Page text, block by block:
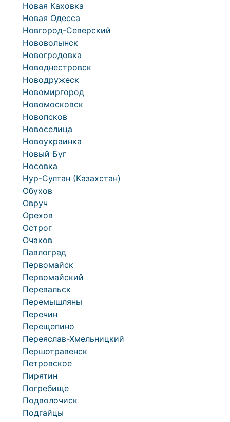
Новая Каховка
Новая Одесса
Новгород-Северский
Нововолынск
Новогродовка
Новоднестровск
Новодружеск
Новомиргород
Новомосковск
Новопсков
Новоселица
Новоукраинка
Новый Буг
Носовка
Нур-Султан (Казахстан)
Обухов
Овруч
Орехов
Острог
Очаков
Павлоград
Первомайск
Первомайский
Перевальск
Перемышляны
Перечин
Перещепино
Переяслав-Хмельницкий
Першотравенск
Петровское
Пирятин
Погребище
Подволочиск
Подгайцы